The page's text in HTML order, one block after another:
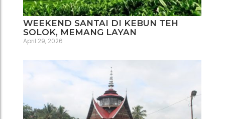
WEEKEND SANTAI DI KEBUN TEH
SOLOK, MEMANG LAYAN
April 29, 2026